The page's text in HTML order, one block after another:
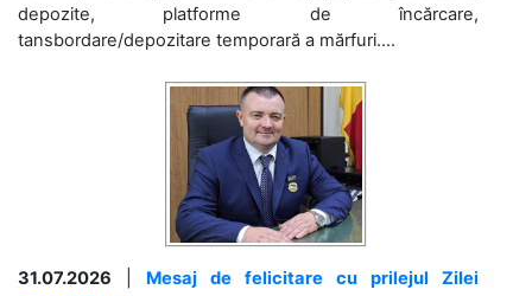
depozite, platforme de încărcare,
tansbordare/depozitare temporară a mărfuri....
31.07.2026
Mesaj de felicitare cu prilejul Zilei